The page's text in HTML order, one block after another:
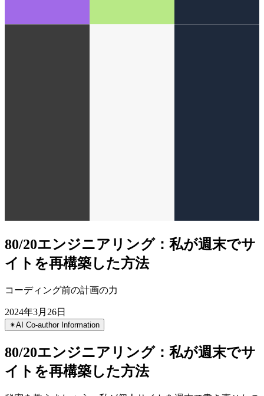
80/20エンジニアリング：私が週末でサ
イトを再構築した方法
コーディング前の計画の力
2024年3月26日
✴︎AI Co-author Information